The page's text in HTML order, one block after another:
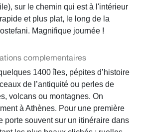
sur le chemin qui est à l'intérieur
et plus plat, le long de la
Magnifique journée !
complementaires
1400 îles, pépites d’histoire
de l’antiquité ou perles de
volcans ou montagnes. On
à Athènes. Pour une première
porte souvent sur un itinéraire dans